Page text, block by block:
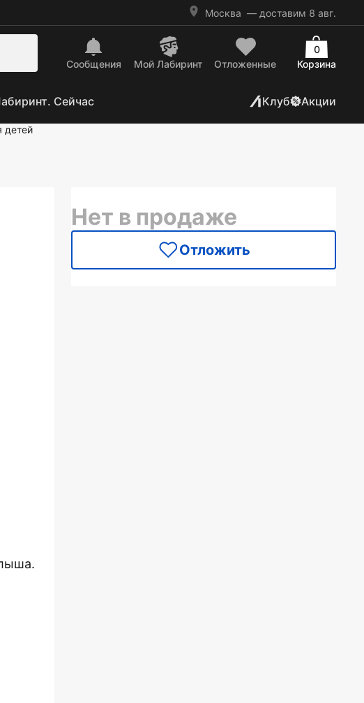
Москва — доставим 8 авг.
Сообщения Mой Лабиринт Отложенные Корзина
0
Сейчас Клуб Акции
детей
Нет в продаже
Отложить